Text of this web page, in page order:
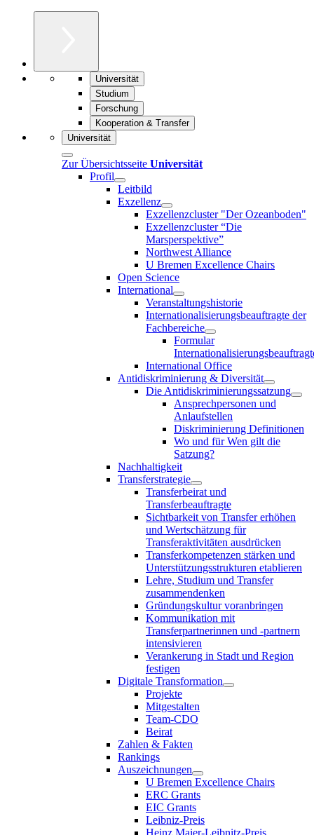
Universität
Studium
Forschung
Kooperation & Transfer
Universität
Zur Übersichtsseite Universität
Profil
Leitbild
Exzellenz
Exzellenzcluster "Der Ozeanboden"
Exzellenzcluster “Die
Marsperspektive”
Northwest Alliance
U Bremen Excellence Chairs
Open Science
International
Veranstaltungshistorie
Internationalisierungsbeauftragte der
Fachbereiche
Formular
International Office
Antidiskriminierung & Diversität
Die Antidiskriminierungssatzung
Ansprechpersonen und
Anlaufstellen
Diskriminierung Definitionen
Wo und für Wen gilt die
Satzung?
Nachhaltigkeit
Transferstrategie
Transferbeirat und
Transferbeauftragte
Sichtbarkeit von Transfer erhöhen
und Wertschätzung für
Transferaktivitäten ausdrücken
Transferkompetenzen stärken und
Unterstützungsstrukturen etablieren
Lehre, Studium und Transfer
zusammendenken
Gründungskultur voranbringen
Kommunikation mit
Transferpartnerinnen und -partnern
intensivieren
Verankerung in Stadt und Region
festigen
Digitale Transformation
Projekte
Mitgestalten
Team-CDO
Beirat
Zahlen & Fakten
Rankings
Auszeichnungen
U Bremen Excellence Chairs
ERC Grants
EIC Grants
Leibniz-Preis
Heinz Maier-Leibnitz-Preis